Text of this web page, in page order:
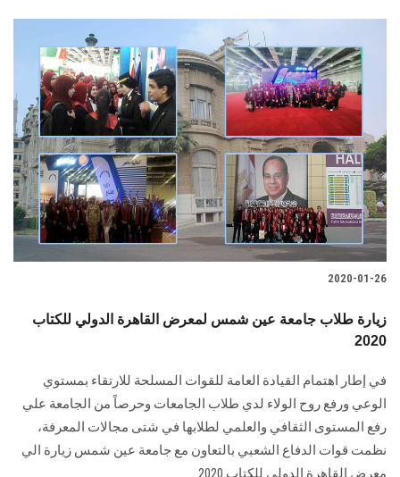
2020-01-26
زيارة طلاب جامعة عين شمس لمعرض القاهرة الدولي للكتاب
2020
في إطار اهتمام القيادة العامة للقوات المسلحة للارتقاء بمستوي
الوعي ورفع روح الولاء لدي طلاب الجامعات وحرصاً من الجامعة علي
رفع المستوى الثقافي والعلمي لطلابها في شتى مجالات المعرفة،
نظمت قوات الدفاع الشعبي بالتعاون مع جامعة عين شمس زيارة الي
معرض القاهرة الدولي للكتاب 2020